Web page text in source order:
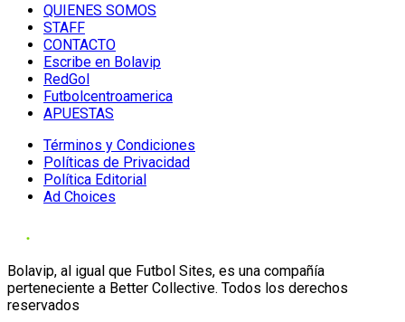
QUIENES SOMOS
STAFF
CONTACTO
Escribe en Bolavip
RedGol
Futbolcentroamerica
APUESTAS
Términos y Condiciones
Políticas de Privacidad
Política Editorial
Ad Choices
Bolavip, al igual que Futbol Sites, es una compañía
perteneciente a Better Collective. Todos los derechos
reservados